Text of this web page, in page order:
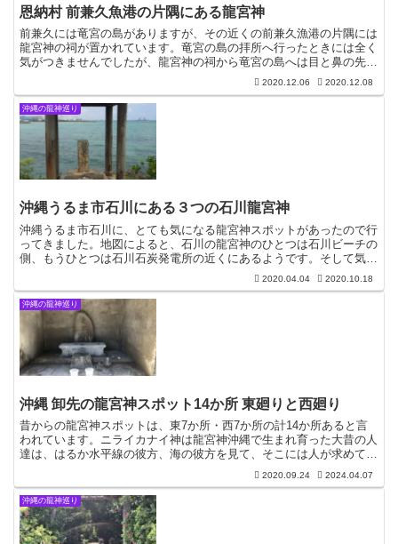
恩納村 前兼久魚港の片隅にある龍宮神
前兼久には竜宮の島がありますが、その近くの前兼久漁港の片隅には
龍宮神の祠が置かれています。竜宮の島の拝所へ行ったときには全く
気がつきませんでしたが、龍宮神の祠から竜宮の島へは目と鼻の先で
す。前兼久漁港の龍宮神龍宮神恩納村にある竜宮の島に寄ろ...
2020.12.06 2020.12.08
沖縄の龍神巡り
沖縄うるま市石川にある３つの石川龍宮神
沖縄うるま市石川に、とても気になる龍宮神スポットがあったので行
ってきました。地図によると、石川の龍宮神のひとつは石川ビーチの
側、もうひとつは石川石炭発電所の近くにあるようです。そして気に
なる龍宮神は、石川石炭発電所の近くにある龍宮神の方なの...
2020.04.04 2020.10.18
沖縄の龍神巡り
沖縄 卸先の龍宮神スポット14か所 東廻りと西廻り
昔からの龍宮神スポットは、東7か所・西7か所の計14か所あると言
われています。ニライカナイ神は龍宮神沖縄で生まれ育った大昔の人
達は、はるか水平線の彼方、海の彼方を見て、そこには人が求めてい
る幸福な世界がある、自分達の住む世界と違った珍しい世...
2020.09.24 2024.04.07
沖縄の龍神巡り